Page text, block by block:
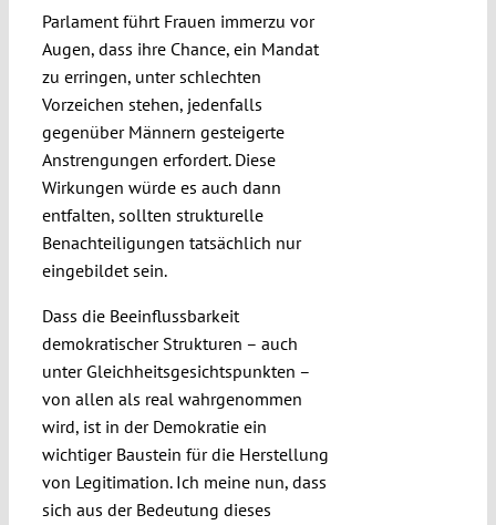
Parlament führt Frauen immerzu vor
Augen, dass ihre Chance, ein Mandat
zu erringen, unter schlechten
Vorzeichen stehen, jedenfalls
gegenüber Männern gesteigerte
Anstrengungen erfordert. Diese
Wirkungen würde es auch dann
entfalten, sollten strukturelle
Benachteiligungen tatsächlich nur
eingebildet sein.
Dass die Beeinflussbarkeit
demokratischer Strukturen – auch
unter Gleichheitsgesichtspunkten –
von allen als real wahrgenommen
wird, ist in der Demokratie ein
wichtiger Baustein für die Herstellung
von Legitimation. Ich meine nun, dass
sich aus der Bedeutung dieses